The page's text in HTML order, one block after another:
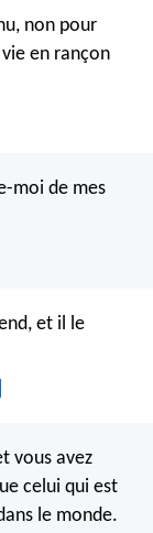
non pour
en rançon
moi de mes
et il le
vous avez
celui qui est
le monde.